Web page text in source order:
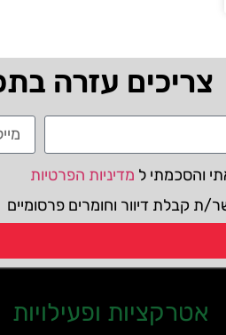
צריכים עזרה
והסכמתי ל מדיניות הפרטיות
ת קבלת דיוור וחומרים פרסומיים
אטרקציות ופעילויות